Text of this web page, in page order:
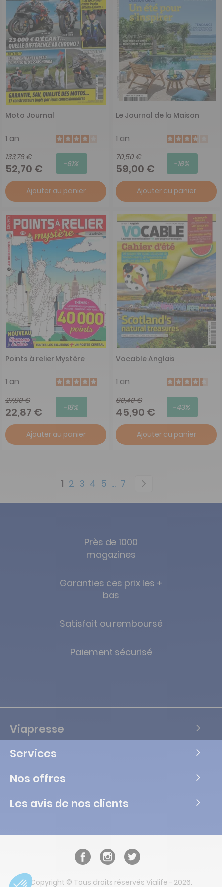
Moto Journal
1 an
133,76 €
52,70 € -61%
Ajouter au panier
Le Journal de la Maison
1 an
70,50 €
59,00 € -16%
Ajouter au panier
Points à relier Mystère
1 an
27,80 €
22,87 € -18%
Ajouter au panier
Vocable Anglais
1 an
80,40 €
45,90 € -43%
Ajouter au panier
Page
You're currently reading page
1 Page
2 Page
3 Page
4 Page
5 ... Page
7
Près de 1000
magazines
Garanties des prix les +
bas
Satisfait ou remboursé
Paiement sécurisé
Viapresse
Services
Nos offres
Les avis de nos clients
Copyright © Tous droits réservés Vialife - 2026.